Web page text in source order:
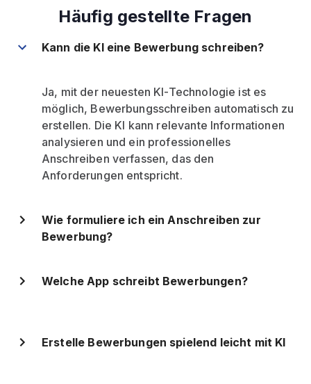
Häufig gestellte Fragen
Kann die KI eine Bewerbung schreiben?
Ja, mit der neuesten KI-Technologie ist es
möglich, Bewerbungsschreiben automatisch zu
erstellen. Die KI kann relevante Informationen
analysieren und ein professionelles
Anschreiben verfassen, das den
Anforderungen entspricht.
Wie formuliere ich ein Anschreiben zur
Bewerbung?
Welche App schreibt Bewerbungen?
Erstelle Bewerbungen spielend leicht mit KI